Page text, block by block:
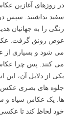
در روزهای آغازین
رنگی را به جهانیان
عوض رونق گرفت.
می شود و بسیاری از
می کنند. پس چرا
یکی از دلایل آن،
جلوه های بصری عکس
ها. یک عکاس سیاه و
خود لحاظ کند تا عکسی